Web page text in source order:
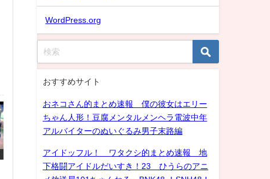
WordPress.org
おすすめサイト
おネコさん的まとめ速報 僕の彼女はエリー
ちゃん人形！豆腐メンタルメンヘラ電波中年
アルバイターのぬいぐるみ男子末路編
アイドッフル！ ワタクシ的まとめ速報 地
下格闘アイドルだいすき！23 ひうらのアニ